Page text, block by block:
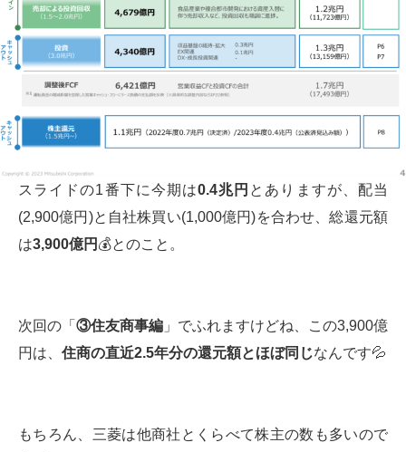
スライドの1番下に今期は0.4兆円 とありますが、配当
(2,900億円)と自社株買い(1,000億円)を合わせ、総還元額
は3,900億円 💰とのこと。
次回の「 ③住友商事編 」でふれますけどね、この3,900億
円は、 住商の直近2.5年分の還元額とほぼ同じなんです💦
もちろん、三菱は他商社とくらべて株主の数も多いので